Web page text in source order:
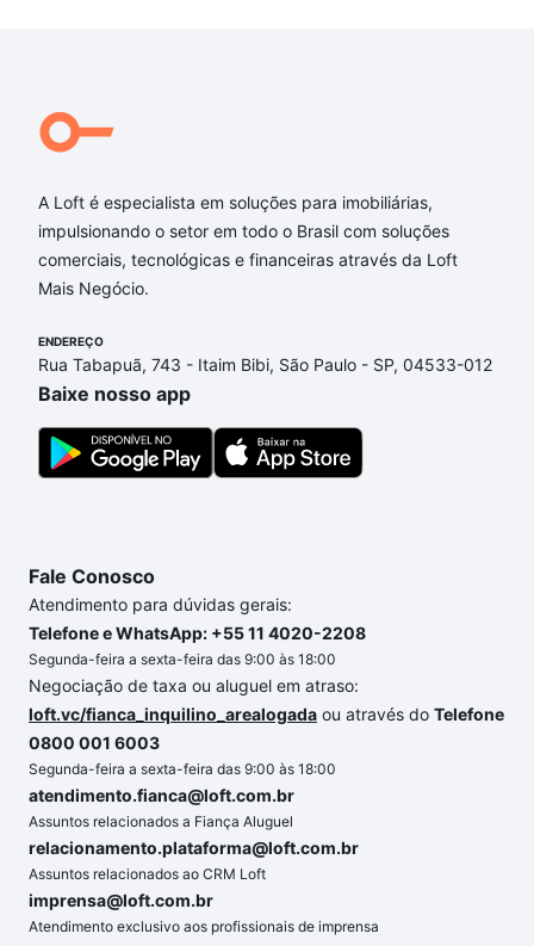
A Loft é especialista em soluções para imobiliárias,
impulsionando o setor em todo o Brasil com soluções
comerciais, tecnológicas e financeiras através da Loft
Mais Negócio.
ENDEREÇO
Rua Tabapuã, 743 - Itaim Bibi, São Paulo - SP, 04533-012
Baixe nosso app
Fale Conosco
Atendimento para dúvidas gerais:
Telefone e WhatsApp: +55 11 4020-2208
Segunda-feira a sexta-feira das 9:00 às 18:00
Negociação de taxa ou aluguel em atraso:
loft.vc/fianca_inquilino_arealogada ou através do Telefone
0800 001 6003
Segunda-feira a sexta-feira das 9:00 às 18:00
atendimento.fianca@loft.com.br
Assuntos relacionados a Fiança Aluguel
relacionamento.plataforma@loft.com.br
Assuntos relacionados ao CRM Loft
imprensa@loft.com.br
Atendimento exclusivo aos profissionais de imprensa